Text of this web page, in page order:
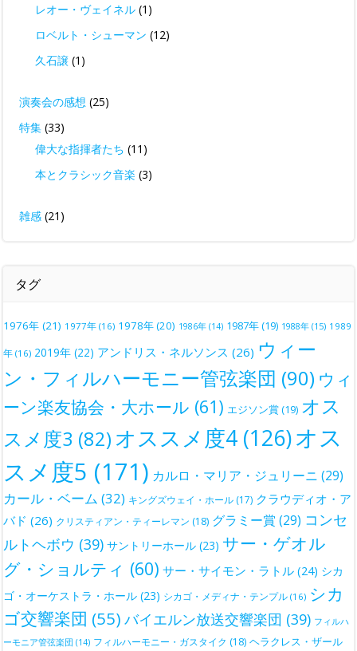
レオー・ヴェイネル (1)
ロベルト・シューマン (12)
久石譲 (1)
演奏会の感想 (25)
特集 (33)
偉大な指揮者たち (11)
本とクラシック音楽 (3)
雑感 (21)
タグ
1976年 (21) 1977年 (16) 1978年(20) 1986年 (14) 1987年(19) 1988年 (15) 1989
年 (16) 2019年 (22) アンドリス・ネルソンス (26) ウィー
ン・フィルハーモニー管弦楽団 (90) ウィ
ーン楽友協会・大ホール (61) エジソン賞(19) オス
スメ度3 (82) オススメ度4 (126)オス
スメ度5 (171) カルロ・マリア・ジュリーニ (29)
カール・ベーム (32) キングズウェイ・ホール (17) クラウディオ・ア
バド (26) クリスティアン・ティーレマン (18) グラミー賞 (29) コンセ
ルトヘボウ (39) サントリーホール (23) サー・ゲオル
グ・ショルティ (60) サー・サイモン・ラトル (24) シカ
ゴ・オーケストラ・ホール (23) シカゴ・メディナ・テンプル (16) シカ
ゴ交響楽団 (55) バイエルン放送交響楽団 (39) フィルハ
ーモニア管弦楽団 (14) フィルハーモニー・ガスタイク (18) ヘラクレス・ザール